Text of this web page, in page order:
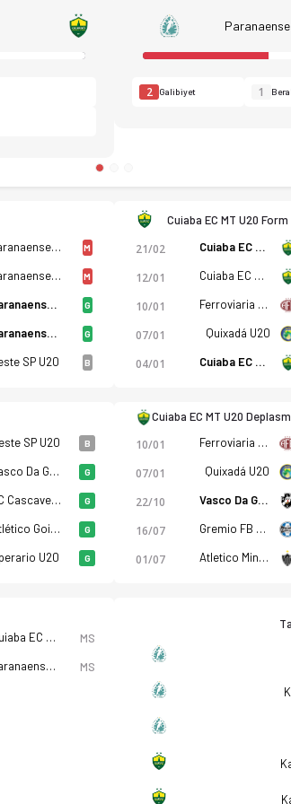
2-0 bitti. Gol anları, kadro, istatistikler,
Paranaense
2 Galibiyet 1
Paranaense U20 M
Paranaense U20 M
Paranaense U20 G
Paranaense U20 G
SP U20 B
Cuiaba EC MT U20
21/02 Cuiaba EC MT U20
12/01 Cuiaba EC MT U20
10/01 Ferroviaria U20
07/01 Quixadá U20
04/01 Cuiaba EC MT U20
SP U20 B
Vasco Da Gama U20 G
FC Cascavel PR U20 G
Atlético Goianiense U20 G
U20 G
Cuiaba EC MT U20
10/01 Ferroviaria U20
07/01 Quixadá U20
22/10 Vasco Da Gama U20
16/07 Gremio FB U20
01/07 Atletico Mineiro U20
Cuiaba EC MT U20 MS
Paranaense U20 MS